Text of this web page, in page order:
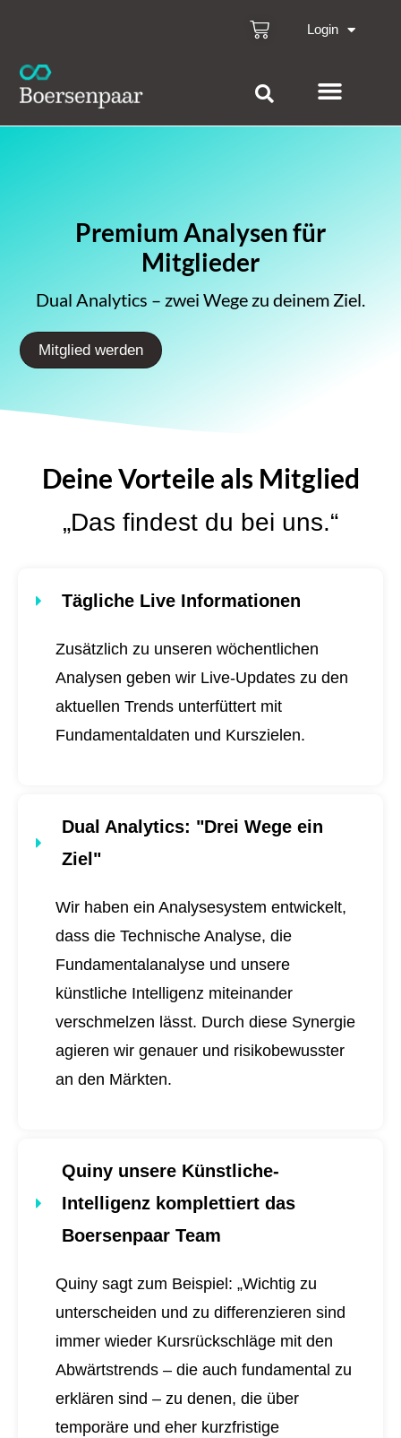
Login
Premium Analysen für
Mitglieder
Dual Analytics – zwei Wege zu deinem Ziel.
Mitglied werden
Deine Vorteile als Mitglied
„Das findest du bei uns.“
Tägliche Live Informationen
Zusätzlich zu unseren wöchentlichen
Analysen geben wir Live-Updates zu den
aktuellen Trends unterfüttert mit
Fundamentaldaten und Kurszielen.
Dual Analytics: "Drei Wege ein
Ziel"
Wir haben ein Analysesystem entwickelt,
dass die Technische Analyse, die
Fundamentalanalyse und unsere
künstliche Intelligenz miteinander
verschmelzen lässt. Durch diese Synergie
agieren wir genauer und risikobewusster
an den Märkten.
Quiny unsere Künstliche-
Intelligenz komplettiert das
Boersenpaar Team
Quiny sagt zum Beispiel: „Wichtig zu
unterscheiden und zu differenzieren sind
immer wieder Kursrückschläge mit den
Abwärtstrends – die auch fundamental zu
erklären sind – zu denen, die über
temporäre und eher kurzfristige